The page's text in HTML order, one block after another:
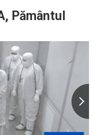
Pământul